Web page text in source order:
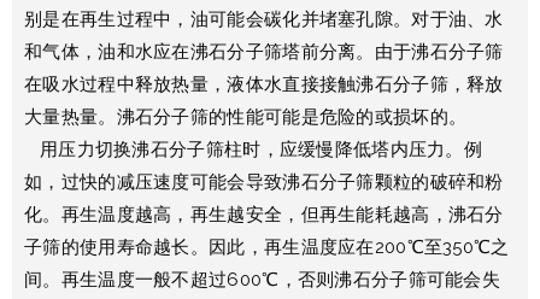
别是在再生过程中，油可能会碳化并堵塞孔隙。对于油、水
和气体，油和水应在沸石分子筛塔前分离。由于沸石分子筛
在吸水过程中释放热量，液体水直接接触沸石分子筛，释放
大量热量。沸石分子筛的性能可能是危险的或损坏的。
用压力切换沸石分子筛柱时，应缓慢降低塔内压力。例
如，过快的减压速度可能会导致沸石分子筛颗粒的破碎和粉
化。再生温度越高，再生越安全，但再生能耗越高，沸石分
子筛的使用寿命越长。因此，再生温度应在200℃至350℃之
间。再生温度一般不超过600℃，否则沸石分子筛可能会失